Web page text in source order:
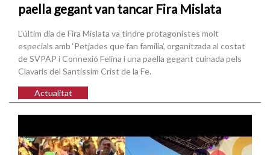
paella gegant van tancar Fira Mislata
L'últim dia de Fira Mislata va tindre protagonistes molt
especials amb ‘Petjades que fan família’, organitzada al costat
de SVPAP i Connexió Felina i una paella gegant cuinada pels
Clavaris del Santíssim Crist de la Fe.
Actualitat